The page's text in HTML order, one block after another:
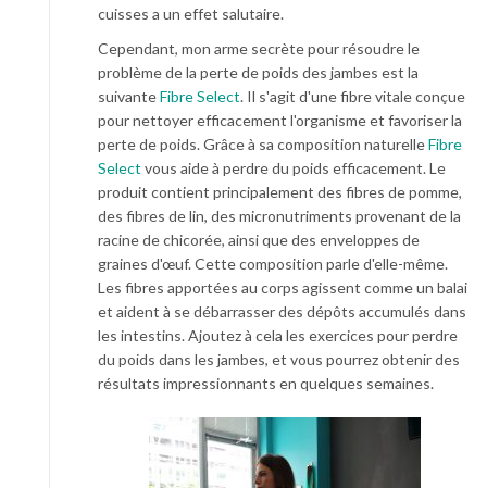
cuisses a un effet salutaire.
Cependant, mon arme secrète pour résoudre le
problème de la perte de poids des jambes est la
suivanteFibre Select. Il s'agit d'une fibre vitale conçue
pour nettoyer efficacement l'organisme et favoriser la
perte de poids. Grâce à sa composition naturelleFibre
Select vous aide à perdre du poids efficacement. Le
produit contient principalement des fibres de pomme,
des fibres de lin, des micronutriments provenant de la
racine de chicorée, ainsi que des enveloppes de
graines d'œuf. Cette composition parle d'elle-même.
Les fibres apportées au corps agissent comme un balai
et aident à se débarrasser des dépôts accumulés dans
les intestins. Ajoutez à cela les exercices pour perdre
du poids dans les jambes, et vous pourrez obtenir des
résultats impressionnants en quelques semaines.